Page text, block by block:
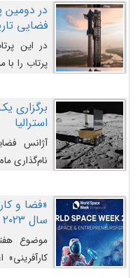
در دومین
فضایی تاریخ (27 مهر‌) چه
در این
پرتاب را
را وارد
مکانیزم
برگزاری
استرالیا
آژانس
نام‌گذاری
«فضا و
سال ۲۰۲۳